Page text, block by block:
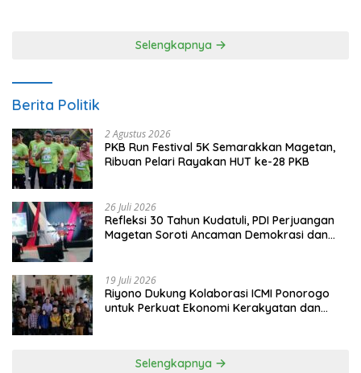
Selengkapnya
Berita Politik
2 Agustus 2026
PKB Run Festival 5K Semarakkan Magetan,
Ribuan Pelari Rayakan HUT ke-28 PKB
26 Juli 2026
Refleksi 30 Tahun Kudatuli, PDI Perjuangan
Magetan Soroti Ancaman Demokrasi dan
19 Juli 2026
Riyono Dukung Kolaborasi ICMI Ponorogo
untuk Perkuat Ekonomi Kerakyatan dan
Selengkapnya